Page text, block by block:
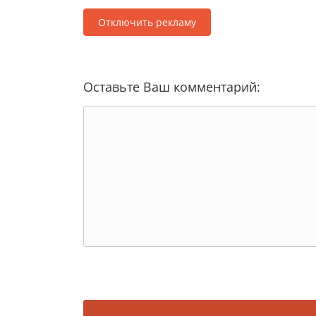
Отключить рекламу
Оставьте Ваш комментарий: